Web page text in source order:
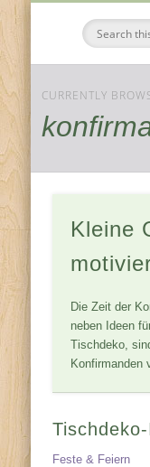
CURRENTLY
Kleine
Die Zeit der
neben Ideen
Tischdeko,
Konfirmanden
Feste & Feiern